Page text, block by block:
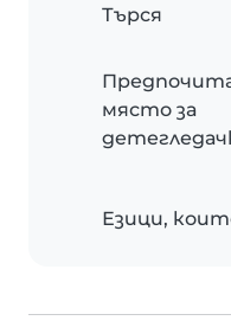
Търся
място за
Езици,